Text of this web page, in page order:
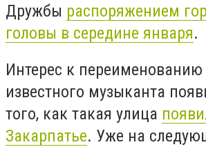
Дружбы распоряжением
головы в середине января.
Интерес к переименованию
известного музыканта
того, как такая улица
Закарпатье. Уже на